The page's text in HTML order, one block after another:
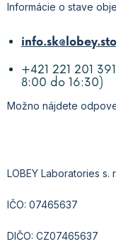
Informácie o stave
+421 221 201
8:00 do 16:30)
Možno nájdete
LOBEY Laboratories s.
IČO: 07465637
DIČO: CZ07465637